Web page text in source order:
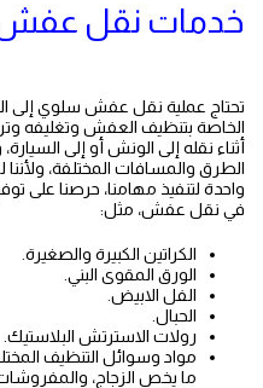
خدمات نقل
تحتاج عملية نقل عفش سلوي إلى
الخاصة بتنظيف العفش وتغليفه
أثناء نقله إلى الونش أو إلى
الطرق والمسافات المختلفة،
واحدة لتنفيذ مهامنا، حرصنا على
في نقل عفش، مثل:
الكراتين الكبيرة والصغيرة.
الورق المقوى البني.
الفل الابيض.
الحبال.
رولات الاسترتش البلاستيك.
مواد وسوائل التنظيف
ما يخص الزجاج،